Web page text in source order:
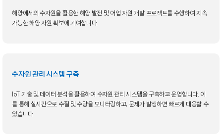
해양에서의 수자원을 활용한 해양 발전 및 어업 자원 개발 프로젝트를 수행하여 지속
가능한 해양 자원 확보에 기여합니다.
수자원 관리 시스템 구축
IoT 기술 및 데이터 분석을 활용하여 수자원 관리 시스템을 구축하고 운영합니다. 이
를 통해 실시간으로 수질 및 수량을 모니터링하고, 문제가 발생하면 빠르게 대응할 수
있습니다.